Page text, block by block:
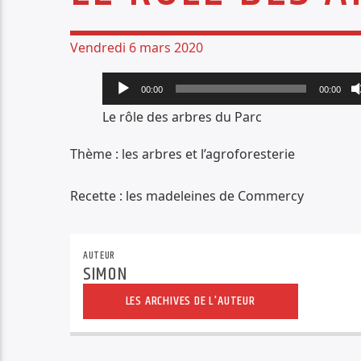
Vendredi 6 mars 2020
Lecteur
audio
00:00 00:00
Le rôle des arbres du Parc
Thème : les arbres et l’agroforesterie
Recette : les madeleines de Commercy
AUTEUR
SIMON
LES ARCHIVES DE L'AUTEUR